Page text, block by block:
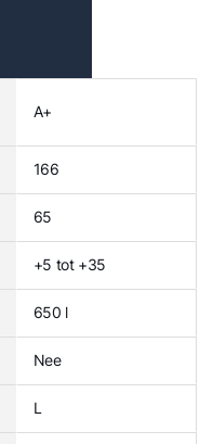
A+
166
65
+5 tot +35
650 l
Nee
L